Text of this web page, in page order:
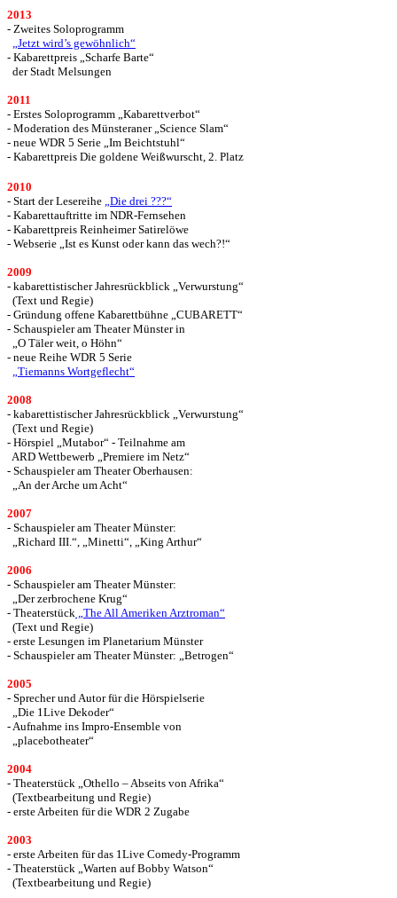
2013
- Zweites Soloprogramm
„Jetzt wird’s gewöhnlich“
- Kabarettpreis „Scharfe Barte“
der Stadt Melsungen
2011
- Erstes Soloprogramm „Kabarettverbot“
- Moderation des Münsteraner „Science Slam“
- neue WDR 5 Serie „Im Beichtstuhl“
- Kabarettpreis Die goldene Weißwurscht, 2. Platz
2010
- Start der Lesereihe „Die drei ???“
- Kabarettauftritte im NDR-Fernsehen
- Kabarettpreis Reinheimer Satirelöwe
- Webserie „Ist es Kunst oder kann das wech?!“
2009
- kabarettistischer Jahresrückblick „Verwurstung“
(Text und Regie)
- Gründung offene Kabarettbühne „CUBARETT“
- Schauspieler am Theater Münster in
„O Täler weit, o Höhn“
- neue Reihe WDR 5 Serie
„Tiemanns Wortgeflecht“
2008
- kabarettistischer Jahresrückblick „Verwurstung“
(Text und Regie)
- Hörspiel „Mutabor“ - Teilnahme am
ARD Wettbewerb „Premiere im Netz“
- Schauspieler am Theater Oberhausen:
„An der Arche um Acht“
2007
- Schauspieler am Theater Münster:
„Richard III.“,
„Minetti“, „King Arthur“
2006
- Schauspieler am Theater Münster:
„Der zerbrochene Krug“
- Theaterstück „The All Ameriken Arztroman“
(Text und Regie)
- erste Lesungen im Planetarium Münster
- Schauspieler am Theater Münster: „Betrogen“
2005
- Sprecher und Autor für die Hörspielserie
„Die 1Live Dekoder“
- Aufnahme ins Impro-Ensemble von
„placebotheater“
2004
- Theaterstück „Othello – Abseits von Afrika“
(Textbearbeitung und Regie)
- erste Arbeiten für die WDR 2 Zugabe
2003
- erste Arbeiten für das 1Live Comedy-Programm
- Theaterstück „Warten auf Bobby Watson“
(Textbearbeitung und Regie)